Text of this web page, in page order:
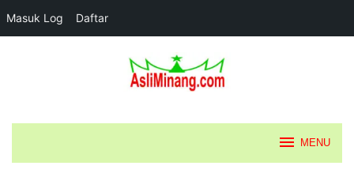
Masuk Log Daftar
MENU